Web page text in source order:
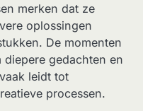
merken dat ze
oplossingen
De momenten
gedachten en
leidt tot
processen.